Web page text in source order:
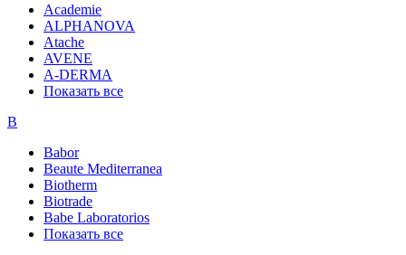
Academie
ALPHANOVA
Atache
AVENE
A-DERMA
Показать все
B
Babor
Beaute Mediterranea
Biotherm
Biotrade
Babe Laboratorios
Показать все